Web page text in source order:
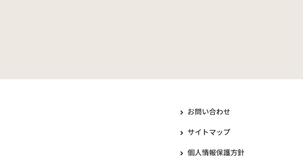
お問い合わせ
サイトマップ
個人情報保護方針